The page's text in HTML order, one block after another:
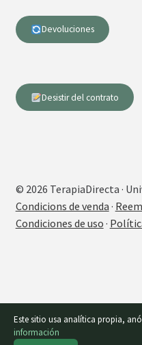
Devoluciones
Desistir del contrato
© 2026 TerapiaDirecta ·
Condicions de venda ·
Condiciones de uso ·
Este sitio usa analítica propia,
información